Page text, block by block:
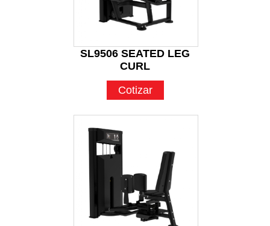
SL9506 SEATED LEG
CURL
Cotizar